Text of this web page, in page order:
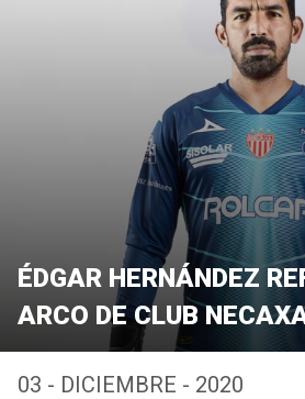
ÉDGAR HERNÁNDEZ
ARCO DE CLUB
03 - DICIEMBRE - 2020